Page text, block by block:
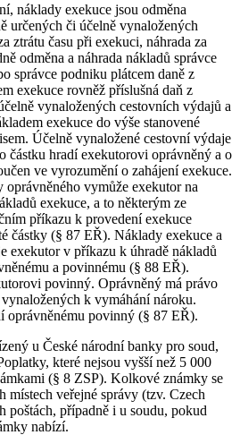
náklady exekuce jsou odměna
určených či účelně vynaložených
ztrátu času při exekuci, náhrada za
odměna a náhrada nákladů správce
správce podniku plátcem daně z
exekuce rovněž příslušná daň z
vynaložených cestovních výdajů a
exekuce do výše stanovené
Účelně vynaložené cestovní výdaje
částku hradí exekutorovi oprávněný a o
ve vyrozumění o zahájení exekuce.
vymůže exekutor na
exekuce, a to některým ze
příkazu k provedení exekuce
částky (§ 87 EŘ). Náklady exekuce a
exekutor v příkazu k úhradě nákladů
a povinnému (§ 88 EŘ).
povinný. Oprávněný má právo
k vymáhání nároku.
oprávněnému povinný (§ 87 EŘ).
u České národní banky pro soud,
které nejsou vyšší než 5 000
(§ 8 ZSP). Kolkové známky se
místech veřejné správy (tzv. Czech
poštách, případně i u soudu, pokud
nabízí.